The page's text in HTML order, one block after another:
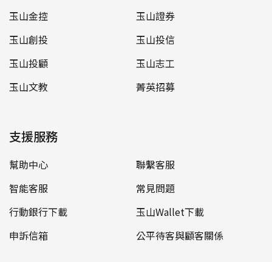
玉山金控
玉山證券
玉山創投
玉山投信
玉山投顧
玉山志工
玉山文教
菁英招募
支援服務
幫助中心
聯繫客服
智能客服
常見問題
行動銀行下載
玉山Wallet下載
申訴信箱
公平待客與顧客關係